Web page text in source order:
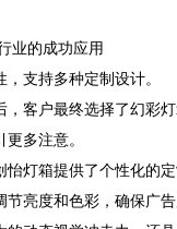
业的成功应用
，支持多种定制设计。
客户最终选择了幻彩
更多注意。
灯箱提供了个性化的
节亮度和色彩，确保广